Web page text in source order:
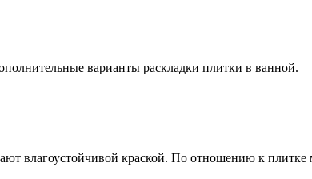
варианты раскладки плитки в ванной.
влагоустойчивой краской. По отношению к плитке